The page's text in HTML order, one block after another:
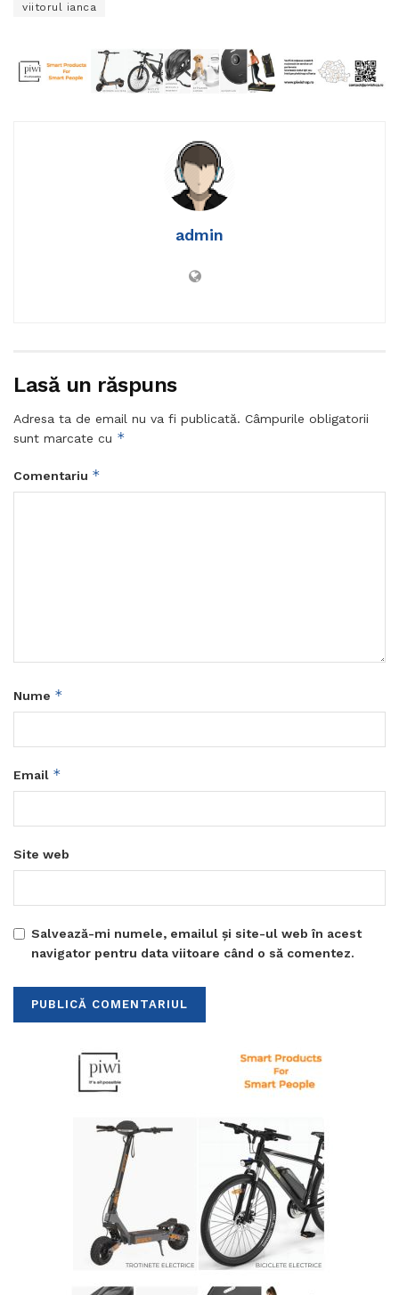
viitorul ianca
admin
Lasă un răspuns
Adresa ta de email nu va fi publicată. Câmpurile obligatorii
sunt marcate cu *
Comentariu *
Nume *
Email *
Site web
Salvează-mi numele, emailul și site-ul web în acest
navigator pentru data viitoare când o să comentez.